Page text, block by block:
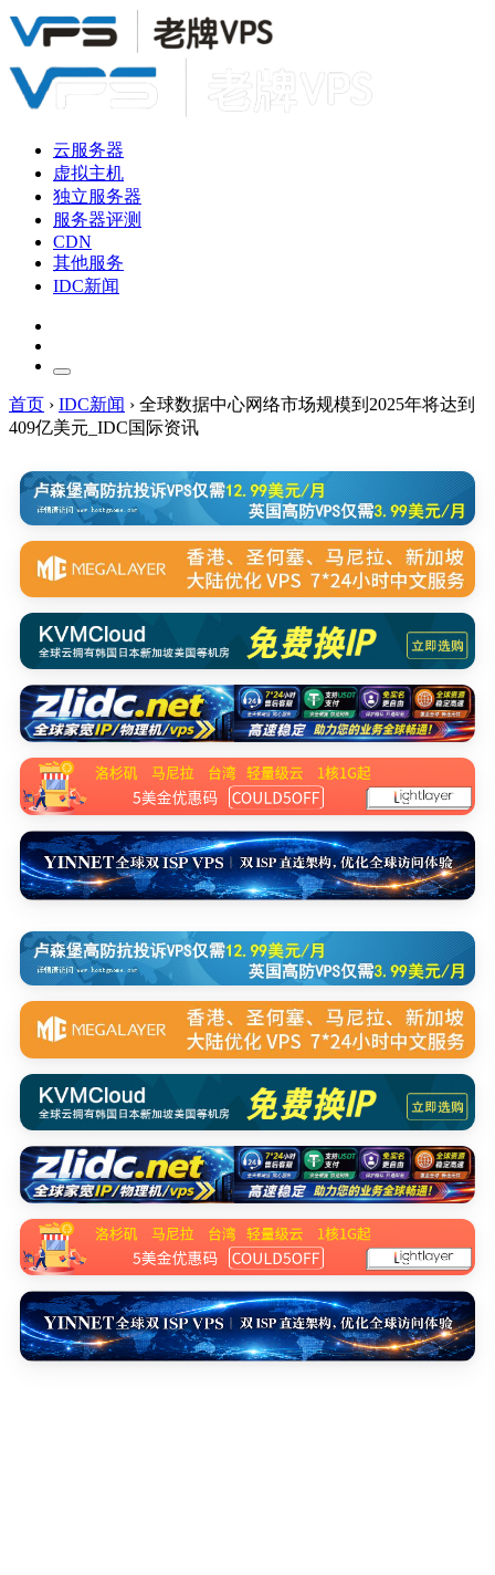
云服务器
虚拟主机
独立服务器
服务器评测
CDN
其他服务
IDC新闻
首页 › IDC新闻 › 全球数据中心网络市场规模到2025年将达到
409亿美元_IDC国际资讯